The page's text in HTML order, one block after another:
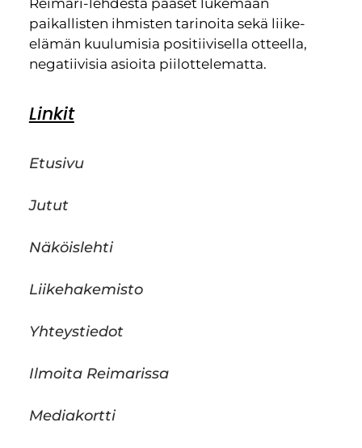
Reimari-lehdestä pääset lukemaan
paikallisten ihmisten tarinoita sekä liike-
elämän kuulumisia positiivisella otteella,
negatiivisia asioita piilottelematta.
Linkit
Etusivu
Jutut
Näköislehti
Liikehakemisto
Yhteystiedot
Ilmoita Reimarissa
Mediakortti